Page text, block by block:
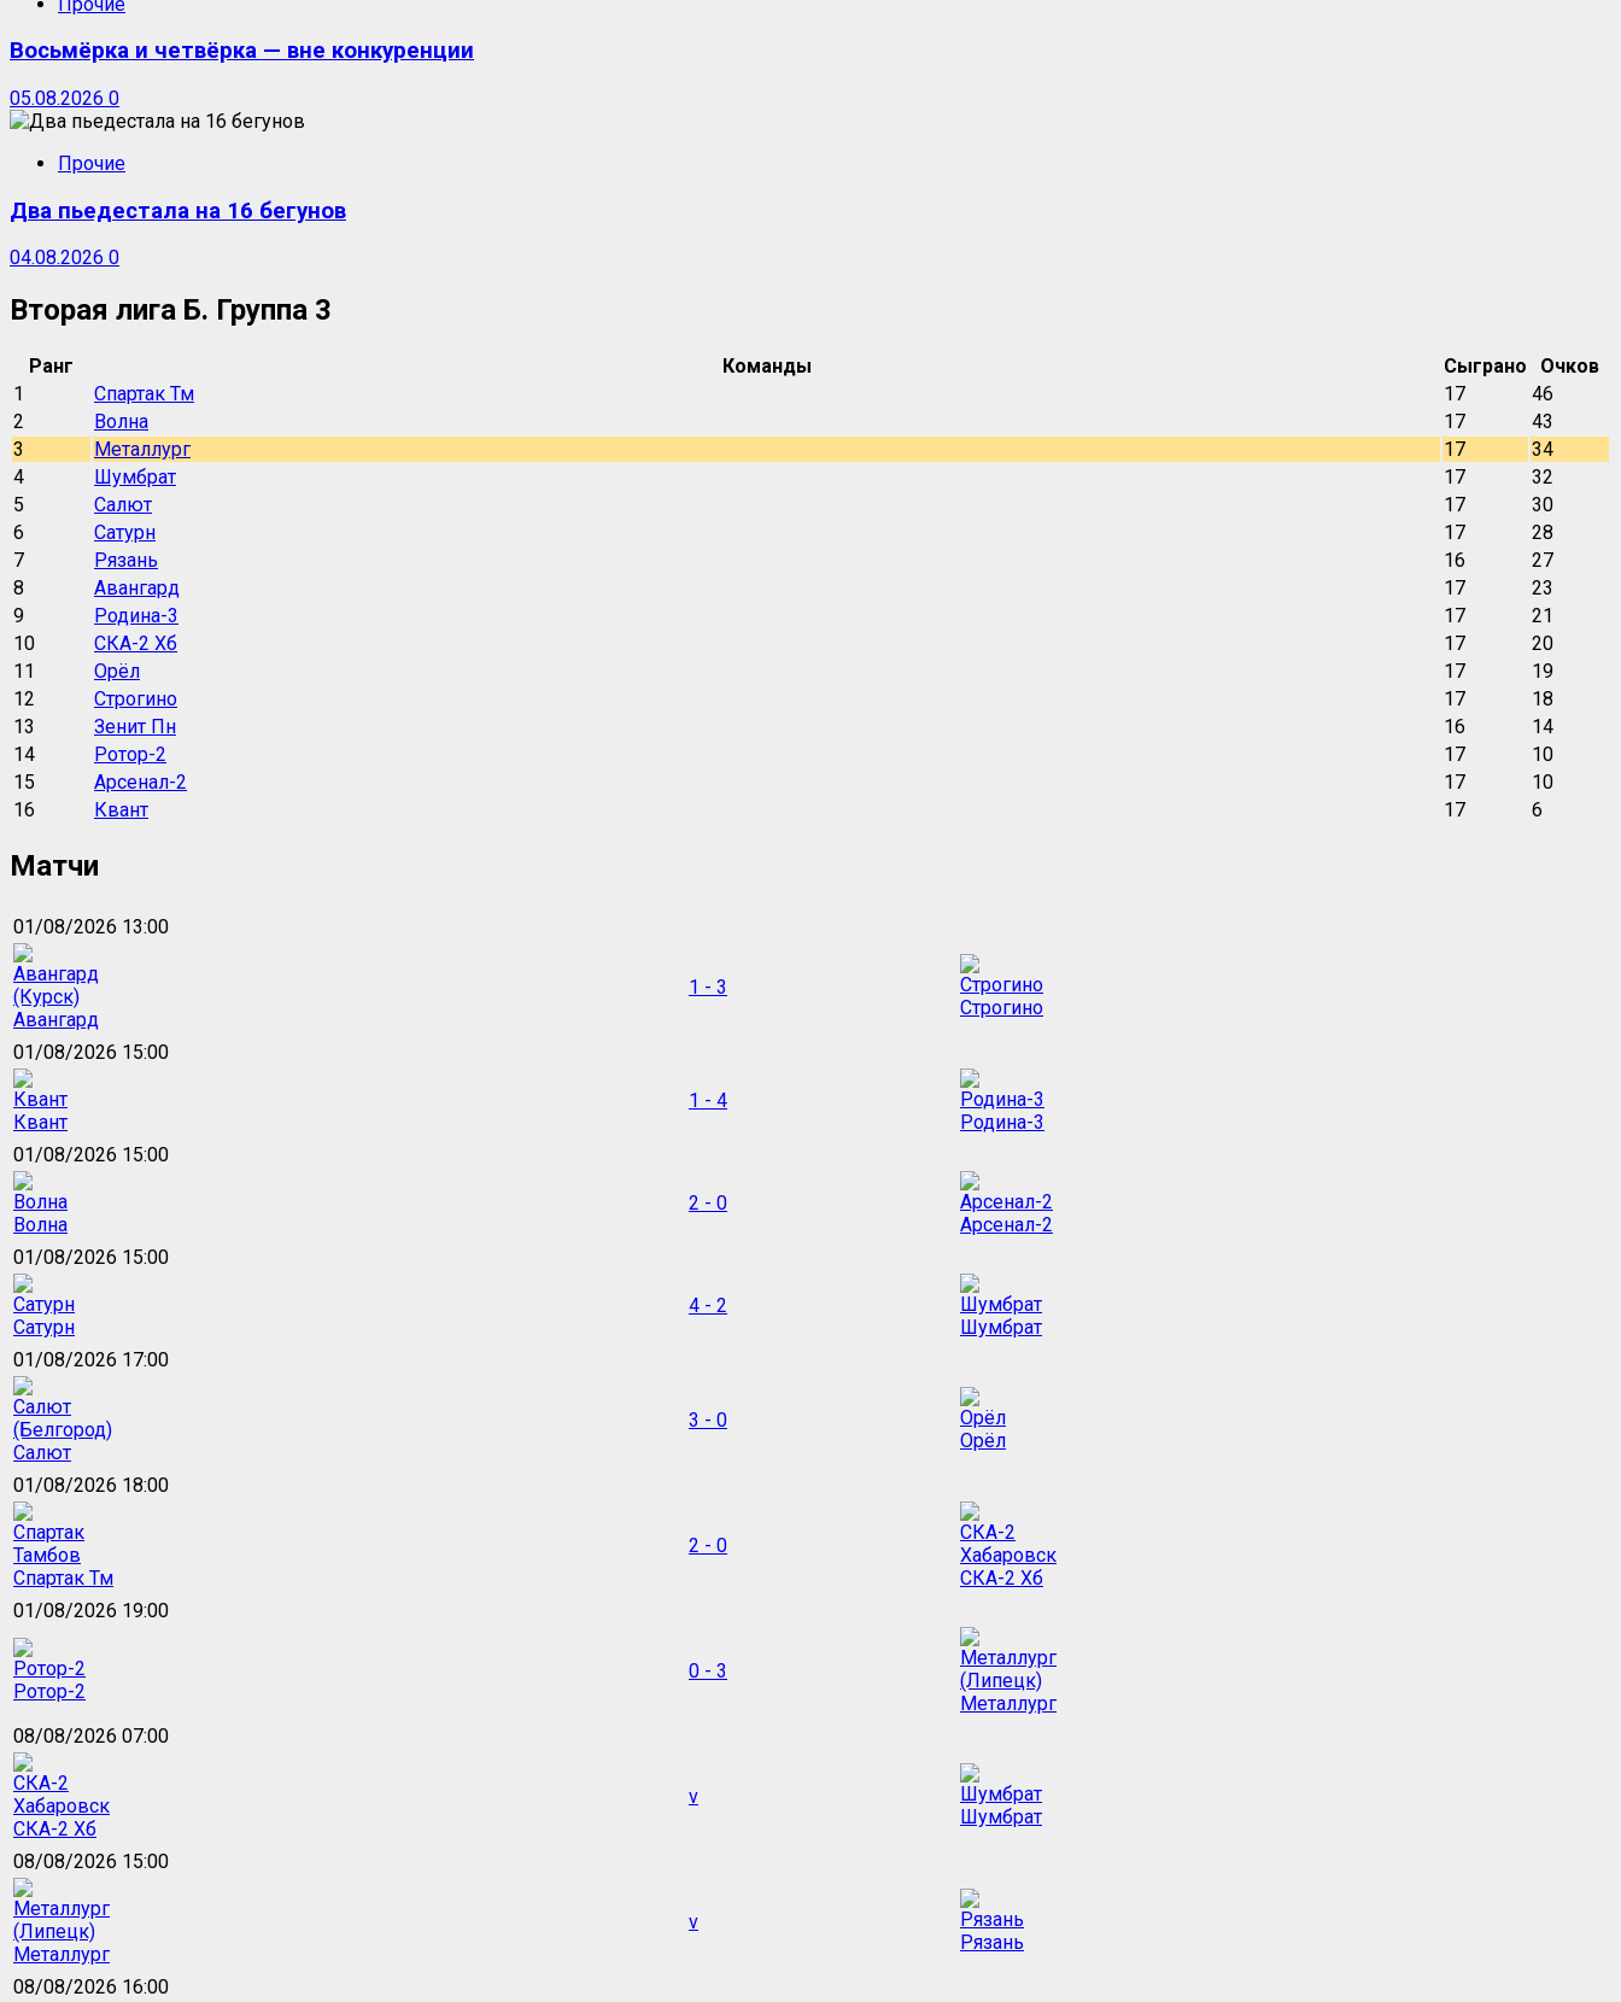
Восьмёрка и четвёрка — вне конкуренции
05.08.2026 0
Прочие
Два пьедестала на 16 бегунов
04.08.2026 0
Вторая лига Б. Группа 3
Ранг Команды Сыграно
Очков
1
Спартак Тм 17
46
2
Волна 17
43
3
Металлург 17
34
4
Шумбрат 17
32
5
Салют 17
30
6
Сатурн 17
28
7
Рязань 16
27
8
Авангард 17
23
9
Родина-3 17
21
10
СКА-2 Хб 17
20
11
Орёл 17
19
12
Строгино 17
18
13
Зенит Пн 16
14
14
Ротор-2 17
10
15
Арсенал-2 17
10
16
Квант 17 6
Матчи
01/08/2026 13:00
Авангард
1 - 3
Строгино
01/08/2026 15:00
Квант
1 - 4
Родина-3
01/08/2026 15:00
Волна
2 - 0
Арсенал-2
01/08/2026 15:00
Сатурн
4 - 2
Шумбрат
01/08/2026 17:00
Салют
3 - 0
Орёл
01/08/2026 18:00
Спартак Тм
2 - 0
СКА-2 Хб
01/08/2026 19:00
Ротор-2
0 - 3
Металлург
08/08/2026 07:00
СКА-2 Хб
v
Шумбрат
08/08/2026 15:00
Металлург
v
Рязань
08/08/2026 16:00